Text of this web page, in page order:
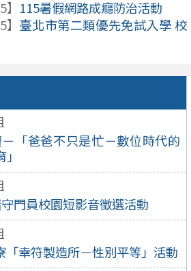
「爸爸不只是忙－數位時代的
門員校園短影音徵選活動
「幸符製造所－性別平等」活動
115暑假網路成癮防治活動
臺北市第二類優先免試入學 校